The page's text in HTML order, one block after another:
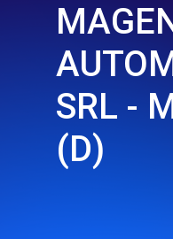
SRL -
(D)